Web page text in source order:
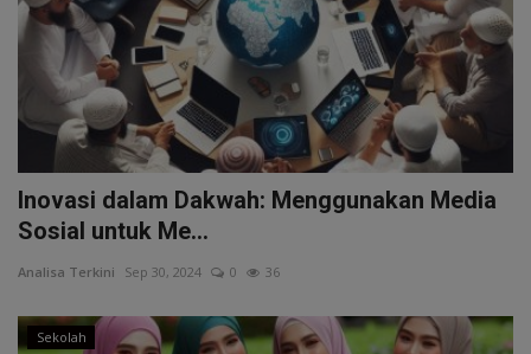
Inovasi dalam Dakwah: Menggunakan Media
Sosial untuk Me...
Analisa Terkini Sep 30, 2024 0 36
Sekolah